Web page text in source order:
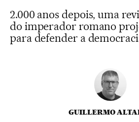
2.000 anos depois, uma
do imperador romano
para defender a
GUILLERMO